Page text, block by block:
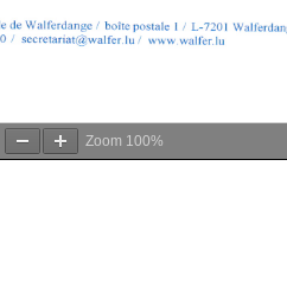
Zoom 100%